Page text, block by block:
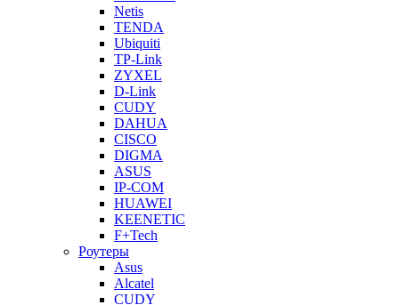
Netis
TENDA
Ubiquiti
TP-Link
ZYXEL
D-Link
CUDY
DAHUA
CISCO
DIGMA
ASUS
IP-COM
HUAWEI
KEENETIC
F+Tech
Роутеры
Asus
Alcatel
CUDY